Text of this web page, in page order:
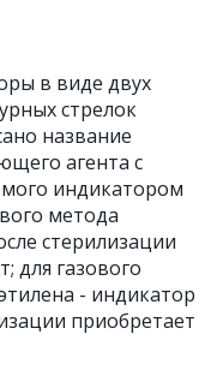
в виде двух
стрелок
название
агента с
индикатором
метода
стерилизации
для газового
- индикатор
приобретает